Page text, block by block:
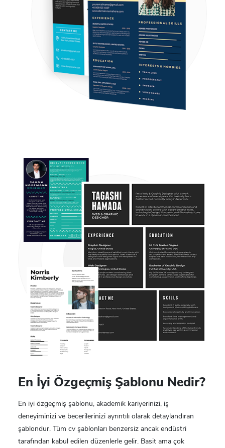
En İyi Özgeçmiş Şablonu Nedir?
En iyi özgeçmiş şablonu, akademik kariyerinizi, iş
deneyiminizi ve becerilerinizi ayrıntılı olarak detaylandıran
şablondur. Tüm cv şablonları benzersiz ancak endüstri
tarafından kabul edilen düzenlerle gelir. Basit ama çok